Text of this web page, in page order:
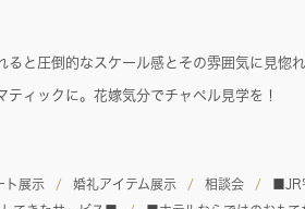
ると圧倒的なスケール感とその雰囲気に見惚
ィックに。花嫁気分でチャペル見学を！
ト展示 婚礼アイテム展示 相談会
■JR